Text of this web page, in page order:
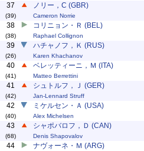
37
(39)
ノリー，C (GBR)
Cameron Norrie
38
(38)
コリニョン・Ｒ (BEL)
Raphael Collignon
39
(26)
ハチャノフ，Ｋ (RUS)
Karen Khachanov
40
(41)
ベレッティーニ，Ｍ (ITA)
Matteo Berrettini
41
(42)
シュトルフ，Ｊ (GER)
Jan-Lennard Struff
42
(40)
ミケルセン・Ａ (USA)
Alex Michelsen
43
(68)
シャポバロフ，Ｄ (CAN)
Denis Shapovalov
44 ナヴォーネ・Ｍ (ARG)